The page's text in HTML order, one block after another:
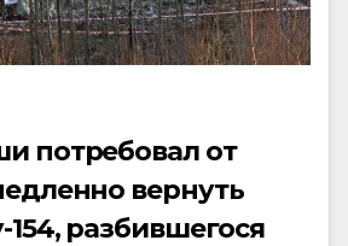
потребовал от
вернуть
разбившегося